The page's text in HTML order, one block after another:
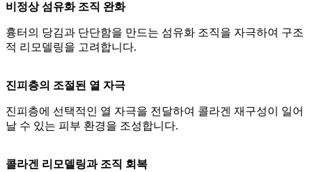
비정상 섬유화 조직 완화
흉터의 당김과 단단함을 만드는 섬유화 조직을 자극하여 구조
적 리모델링을 고려합니다.
진피층의 조절된 열 자극
진피층에 선택적인 열 자극을 전달하여 콜라겐 재구성이 일어
날 수 있는 피부 환경을 조성합니다.
콜라겐 리모델링과 조직 회복